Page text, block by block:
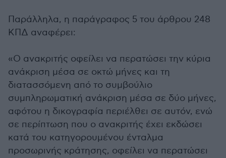
Παράλληλα, η παράγραφος 5 του άρθρου 248
ΚΠΔ αναφέρει:
«Ο ανακριτής οφείλει να περατώσει την κύρια
ανάκριση μέσα σε οκτώ μήνες και τη
διατασσόμενη από το συμβούλιο
συμπληρωματική ανάκριση μέσα σε δύο μήνες,
αφότου η δικογραφία περιέλθει σε αυτόν, ενώ
σε περίπτωση που ο ανακριτής έχει εκδώσει
κατά του κατηγορουμένου ένταλμα
προσωρινής κράτησης, οφείλει να περατώσει